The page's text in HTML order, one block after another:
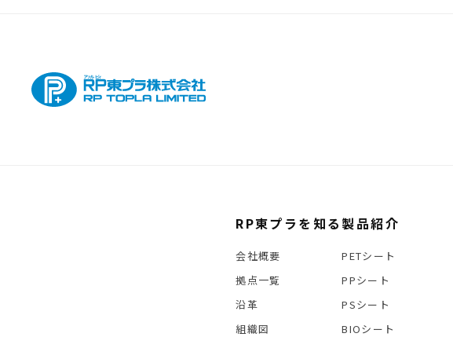
RP東プラを知る
会社概要
拠点一覧
沿革
組織図
製品紹介
PETシート
PPシート
PSシート
BIOシート